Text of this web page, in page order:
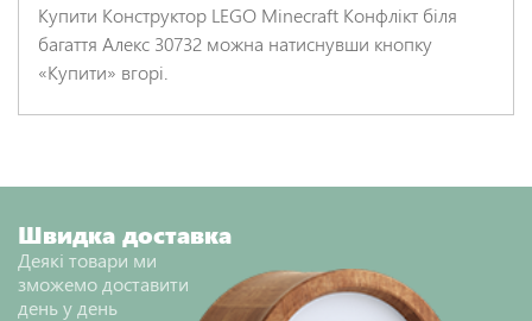
Купити Конструктор LEGO Minecraft Конфлікт біля
багаття Алекс 30732 можна натиснувши кнопку
«Купити» вгорі.
Швидка доставка
Деякі товари ми
зможемо доставити
день у день